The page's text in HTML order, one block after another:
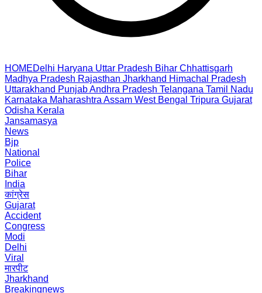
HOMEDelhi Haryana Uttar Pradesh Bihar Chhattisgarh
Madhya Pradesh Rajasthan Jharkhand Himachal Pradesh
Uttarakhand PunjabAndhra Pradesh Telangana Tamil Nadu
Karnataka Maharashtra Assam West Bengal Tripura Gujarat
Odisha Kerala
Jansamasya
News
Bjp
National
Police
Bihar
India
कांग्रेस
Gujarat
Accident
Congress
Modi
Delhi
Viral
मारपीट
Jharkhand
Breakingnews